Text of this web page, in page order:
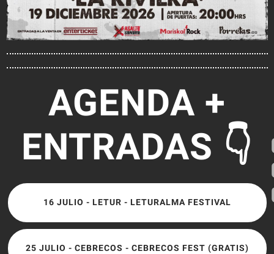
AGENDA +
ENTRADAS 👇
16 JULIO - LETUR - LETURALMA FESTIVAL
25 JULIO - CEBRECOS - CEBRECOS FEST (GRATIS)